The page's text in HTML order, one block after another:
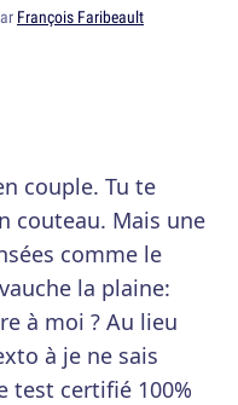
François Faribeault
couple. Tu te
couteau. Mais une
comme le
la plaine:
à moi ? Au lieu
à je ne sais
test certifié 100%